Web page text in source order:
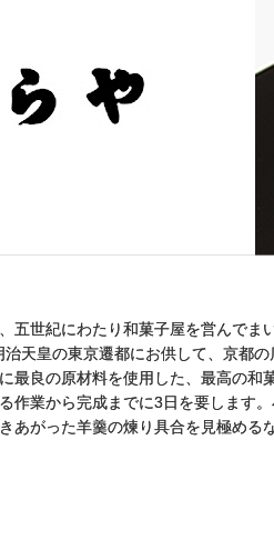
五世紀にわたり和菓子屋を営んで
天皇の東京遷都にお供して、京都
最良の原材料を使用した、最高の和
作業から完成までに3日を要します
あがった羊羹の煉り具合を見極める